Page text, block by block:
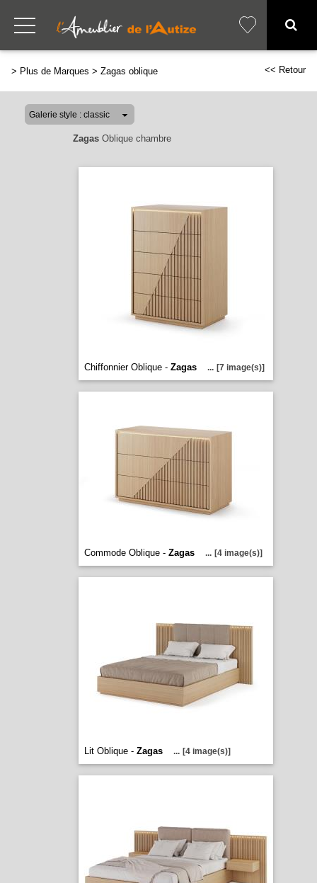
> Plus de Marques > Zagas oblique << Retour
ZagasOblique chambre
Chiffonnier Oblique - Zagas ... [7 image(s)]
Commode Oblique - Zagas ... [4 image(s)]
Lit Oblique - Zagas ... [4 image(s)]